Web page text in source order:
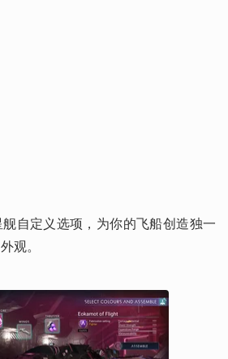
自定义选项，为你的飞船创造独一
观。